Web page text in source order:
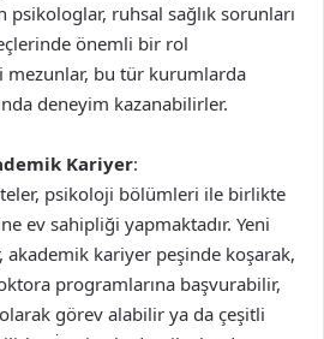
psikologlar, ruhsal sağlık sorunları
önemli bir rol
mezunlar, bu tür kurumlarda
deneyim kazanabilirler.
Kariyer:
psikoloji bölümleri ile birlikte
ev sahipliği yapmaktadır. Yeni
akademik kariyer peşinde koşarak,
programlarına başvurabilir,
görev alabilir ya da çeşitli